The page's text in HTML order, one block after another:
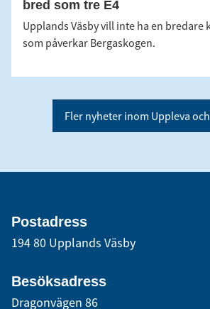
bred som tre E4
Upplands Väsby vill inte ha en bredare
som påverkar Bergaskogen.
Fler nyheter inom Uppleva
Postadress
194 80 Upplands Väsby
Besöksadress
Dragonvägen 86